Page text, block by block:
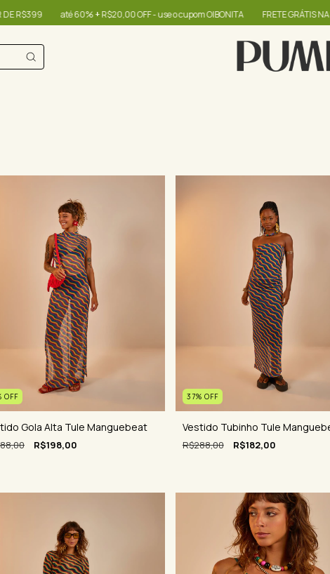
+ R$20,00 OFF - use o cupom OIBONITA FRETE GRÁTIS NAS COMPRAS A
OFF
Gola Alta Tule Manguebeat
R$198,00
37% OFF
Vestido Tubinho Tule
R$288,00 R$182,00